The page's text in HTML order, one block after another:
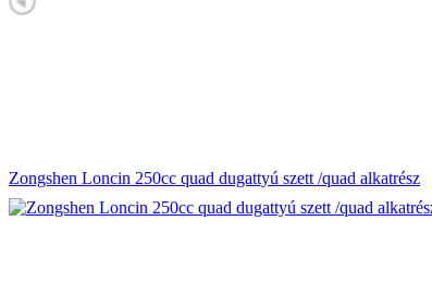
Zongshen Loncin 250cc quad dugattyú szett /quad alkatrész